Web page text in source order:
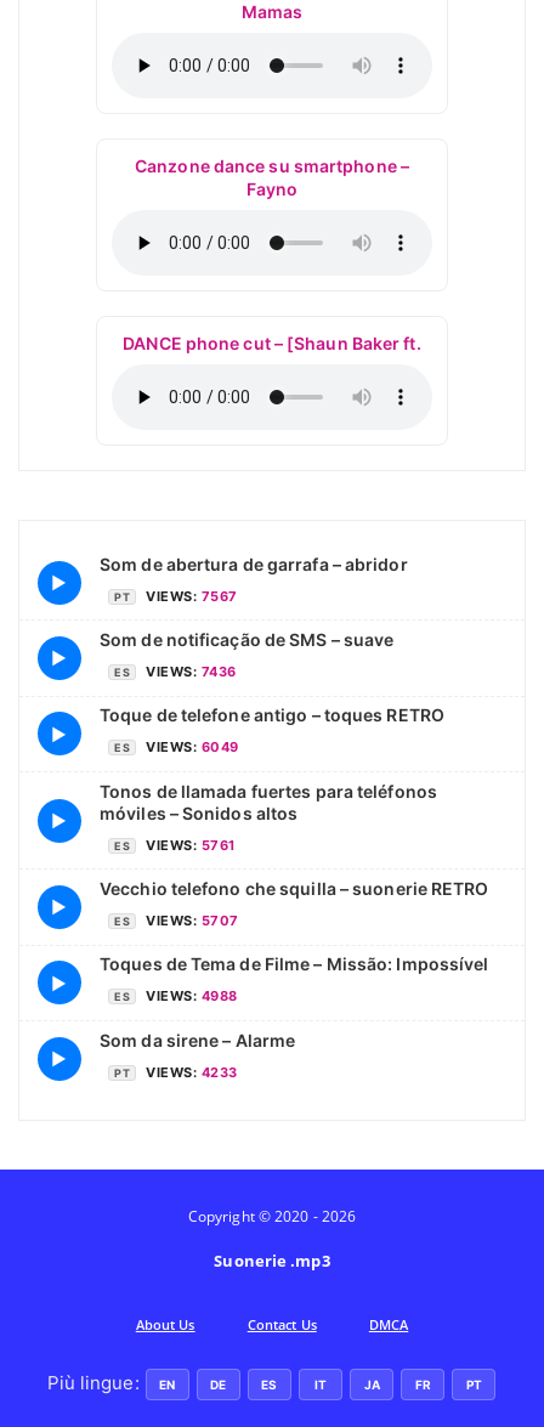
Mamas
Canzone dance su smartphone –
Fayno
DANCE phone cut – [Shaun Baker ft.
▶
Som de abertura de garrafa – abridor
PT VIEWS: 7567
▶
Som de notificação de SMS – suave
ES VIEWS: 7436
▶
Toque de telefone antigo – toques RETRO
ES VIEWS: 6049
▶
Tonos de llamada fuertes para teléfonos
móviles – Sonidos altos
ES VIEWS: 5761
▶
Vecchio telefono che squilla – suonerie RETRO
ES VIEWS: 5707
▶
Toques de Tema de Filme – Missão: Impossível
ES VIEWS: 4988
▶
Som da sirene – Alarme
PT VIEWS: 4233
Copyright © 2020 - 2026
Suonerie .mp3
Аbout Us Contact Us DMCA
Più lingue: EN DE ES IT JA FR PT